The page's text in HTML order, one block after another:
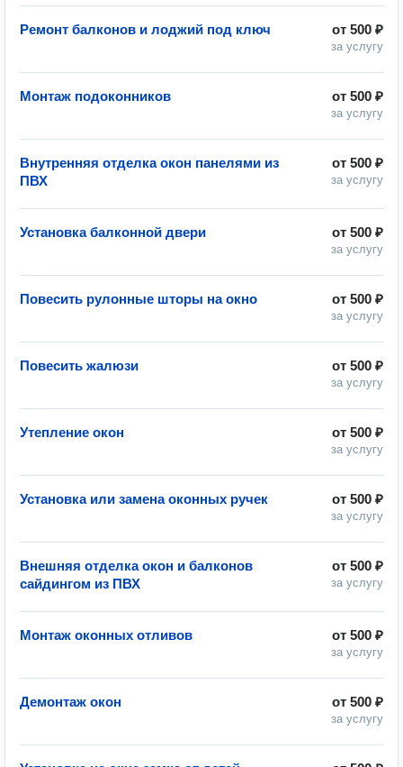
от 500 ₽
за услугу
Ремонт балконов и лоджий под ключ
от 500 ₽
за услугу
Монтаж подоконников
от 500 ₽
за услугу
Внутренняя отделка окон панелями из
ПВХ
от 500 ₽
за услугу
Установка балконной двери
от 500 ₽
за услугу
Повесить рулонные шторы на окно
от 500 ₽
за услугу
Повесить жалюзи
от 500 ₽
за услугу
Утепление окон
от 500 ₽
за услугу
Установка или замена оконных ручек
от 500 ₽
за услугу
Внешняя отделка окон и балконов
сайдингом из ПВХ
от 500 ₽
за услугу
Монтаж оконных отливов
от 500 ₽
за услугу
Демонтаж окон